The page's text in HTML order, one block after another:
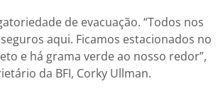
de evacuação. “Todos nos
aqui. Ficamos estacionados no
e há grama verde ao nosso redor”,
da BFI, Corky Ullman.